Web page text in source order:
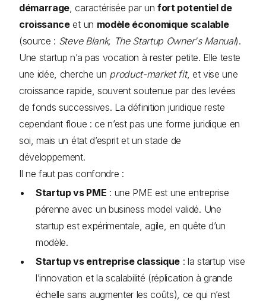
démarrage , caractérisée par unfort potentiel de
croissanceet un modèle économique scalable
(source : Steve Blank, The Startup Owner's Manual).
Une startup n’a pas vocation à rester petite. Elle teste
une idée, cherche un product-market fit, et vise une
croissance rapide, souvent soutenue par des levées
de fonds successives. La définition juridique reste
cependant floue : ce n’est pas une forme juridique en
soi, mais un état d’esprit et un stade de
développement.
Il ne faut pas confondre :
Startup vs PME : une PME est une entreprise
pérenne avec un business model validé. Une
startup est expérimentale, agile, en quête d’un
modèle.
Startup vs entreprise classique : la startup vise
l’innovation et la scalabilité (réplication à grande
échelle sans augmenter les coûts), ce qui n’est